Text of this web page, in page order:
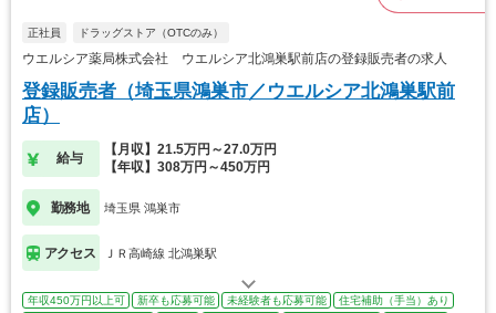
正社員 ドラッグストア（OTCのみ）
ウエルシア薬局株式会社 ウエルシア北鴻巣駅前店の登録販売者の求人
登録販売者（埼玉県鴻巣市／ウエルシア北鴻巣駅前
店）
給与
【月収】21.5万円～27.0万円
【年収】308万円～450万円
勤務地 埼玉県 鴻巣市
アクセス ＪＲ高崎線 北鴻巣駅
年収450万円以上可 新卒も応募可能 未経験者も応募可能
住宅補助（手当）あり